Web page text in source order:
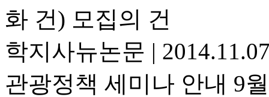
화 건) 모집의 건
학지사뉴논문 |
관광정책 세미나 안내 9